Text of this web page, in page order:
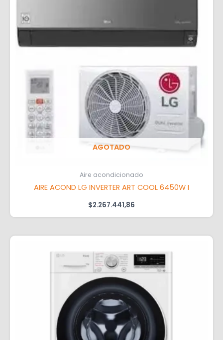
AGOTADO
Aire acondicionado
AIRE ACOND LG INVERTER ART COOL 6450W I
$2.267.441,86